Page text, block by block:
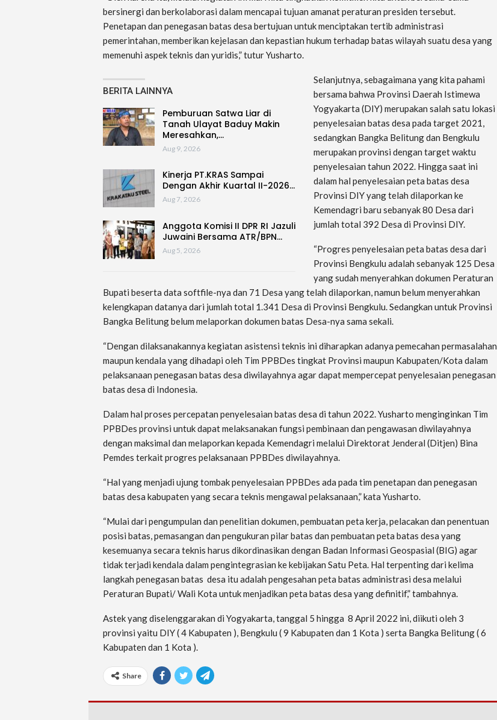
bersinergi dan berkolaborasi dalam mencapai tujuan amanat peraturan presiden tersebut.
Penetapan dan penegasan batas desa bertujuan untuk menciptakan tertib administrasi
pemerintahan, memberikan kejelasan dan kepastian hukum terhadap batas wilayah suatu desa yang
memenuhi aspek teknis dan yuridis,” tutur Yusharto.
BERITA LAINNYA
Pemburuan Satwa Liar di
Tanah Ulayat Baduy Makin
Meresahkan,…
Aug 9, 2026
Kinerja PT.KRAS Sampai
Dengan Akhir Kuartal II-2026…
Aug 7, 2026
Anggota Komisi II DPR RI Jazuli
Juwaini Bersama ATR/BPN…
Aug 5, 2026
Selanjutnya, sebagaimana yang kita pahami
bersama bahwa Provinsi Daerah Istimewa
Yogyakarta (DIY) merupakan salah satu lokasi
penyelesaian batas desa pada target 2021,
sedangkan Bangka Belitung dan Bengkulu
merupakan provinsi dengan target waktu
penyelesaian tahun 2022. Hingga saat ini
dalam hal penyelesaian peta batas desa
Provinsi DIY yang telah dilaporkan ke
Kemendagri baru sebanyak 80 Desa dari
jumlah total 392 Desa di Provinsi DIY.
“Progres penyelesaian peta batas desa dari
Provinsi Bengkulu adalah sebanyak 125 Desa
yang sudah menyerahkan dokumen Peraturan
Bupati beserta data softfile-nya dan 71 Desa yang telah dilaporkan, namun belum menyerahkan
kelengkapan datanya dari jumlah total 1.341 Desa di Provinsi Bengkulu. Sedangkan untuk Provinsi
Bangka Belitung belum melaporkan dokumen batas Desa-nya sama sekali.
“Dengan dilaksanakannya kegiatan asistensi teknis ini diharapkan adanya pemecahan permasalahan
maupun kendala yang dihadapi oleh Tim PPBDes tingkat Provinsi maupun Kabupaten/Kota dalam
pelaksanaan penegasan batas desa diwilayahnya agar dapat mempercepat penyelesaian penegasan
batas desa di Indonesia.
Dalam hal proses percepatan penyelesaian batas desa di tahun 2022. Yusharto menginginkan Tim
PPBDes provinsi untuk dapat melaksanakan fungsi pembinaan dan pengawasan diwilayahnya
dengan maksimal dan melaporkan kepada Kemendagri melalui Direktorat Jenderal (Ditjen) Bina
Pemdes terkait progres pelaksanaan PPBDes diwilayahnya.
“Hal yang menjadi ujung tombak penyelesaian PPBDes ada pada tim penetapan dan penegasan
batas desa kabupaten yang secara teknis mengawal pelaksanaan,” kata Yusharto.
“Mulai dari pengumpulan dan penelitian dokumen, pembuatan peta kerja, pelacakan dan penentuan
posisi batas, pemasangan dan pengukuran pilar batas dan pembuatan peta batas desa yang
kesemuanya secara teknis harus dikordinasikan dengan Badan Informasi Geospasial (BIG) agar
tidak terjadi kendala dalam pengintegrasian ke kebijakan Satu Peta. Hal terpenting dari kelima
langkah penegasan batas desa itu adalah pengesahan peta batas administrasi desa melalui
Peraturan Bupati/ Wali Kota untuk menjadikan peta batas desa yang definitif,” tambahnya.
Astek yang diselenggarakan di Yogyakarta, tanggal 5 hingga 8 April 2022 ini, diikuti oleh 3
provinsi yaitu DIY ( 4 Kabupaten ), Bengkulu ( 9 Kabupaten dan 1 Kota ) serta Bangka Belitung ( 6
Kabupaten dan 1 Kota ).
Share